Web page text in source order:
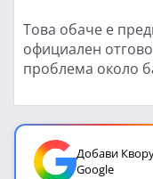
Това обаче е
официален
проблема около
Добави
Google